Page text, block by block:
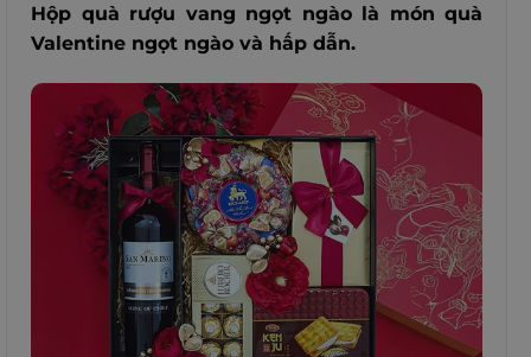
Hộp quà rượu vang ngọt ngào là món quà
Valentine ngọt ngào và hấp dẫn.